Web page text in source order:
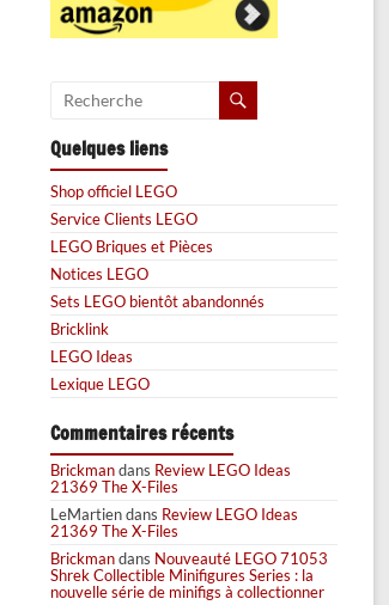
Quelques liens
Shop officiel LEGO
Service Clients LEGO
LEGO Briques et Pièces
Notices LEGO
Sets LEGO bientôt abandonnés
Bricklink
LEGO Ideas
Lexique LEGO
Commentaires récents
Brickmandans Review LEGO Ideas
21369 The X-Files
LeMartiendans Review LEGO Ideas
21369 The X-Files
Brickmandans Nouveauté LEGO 71053
Shrek Collectible Minifigures Series : la
nouvelle série de minifigs à collectionner